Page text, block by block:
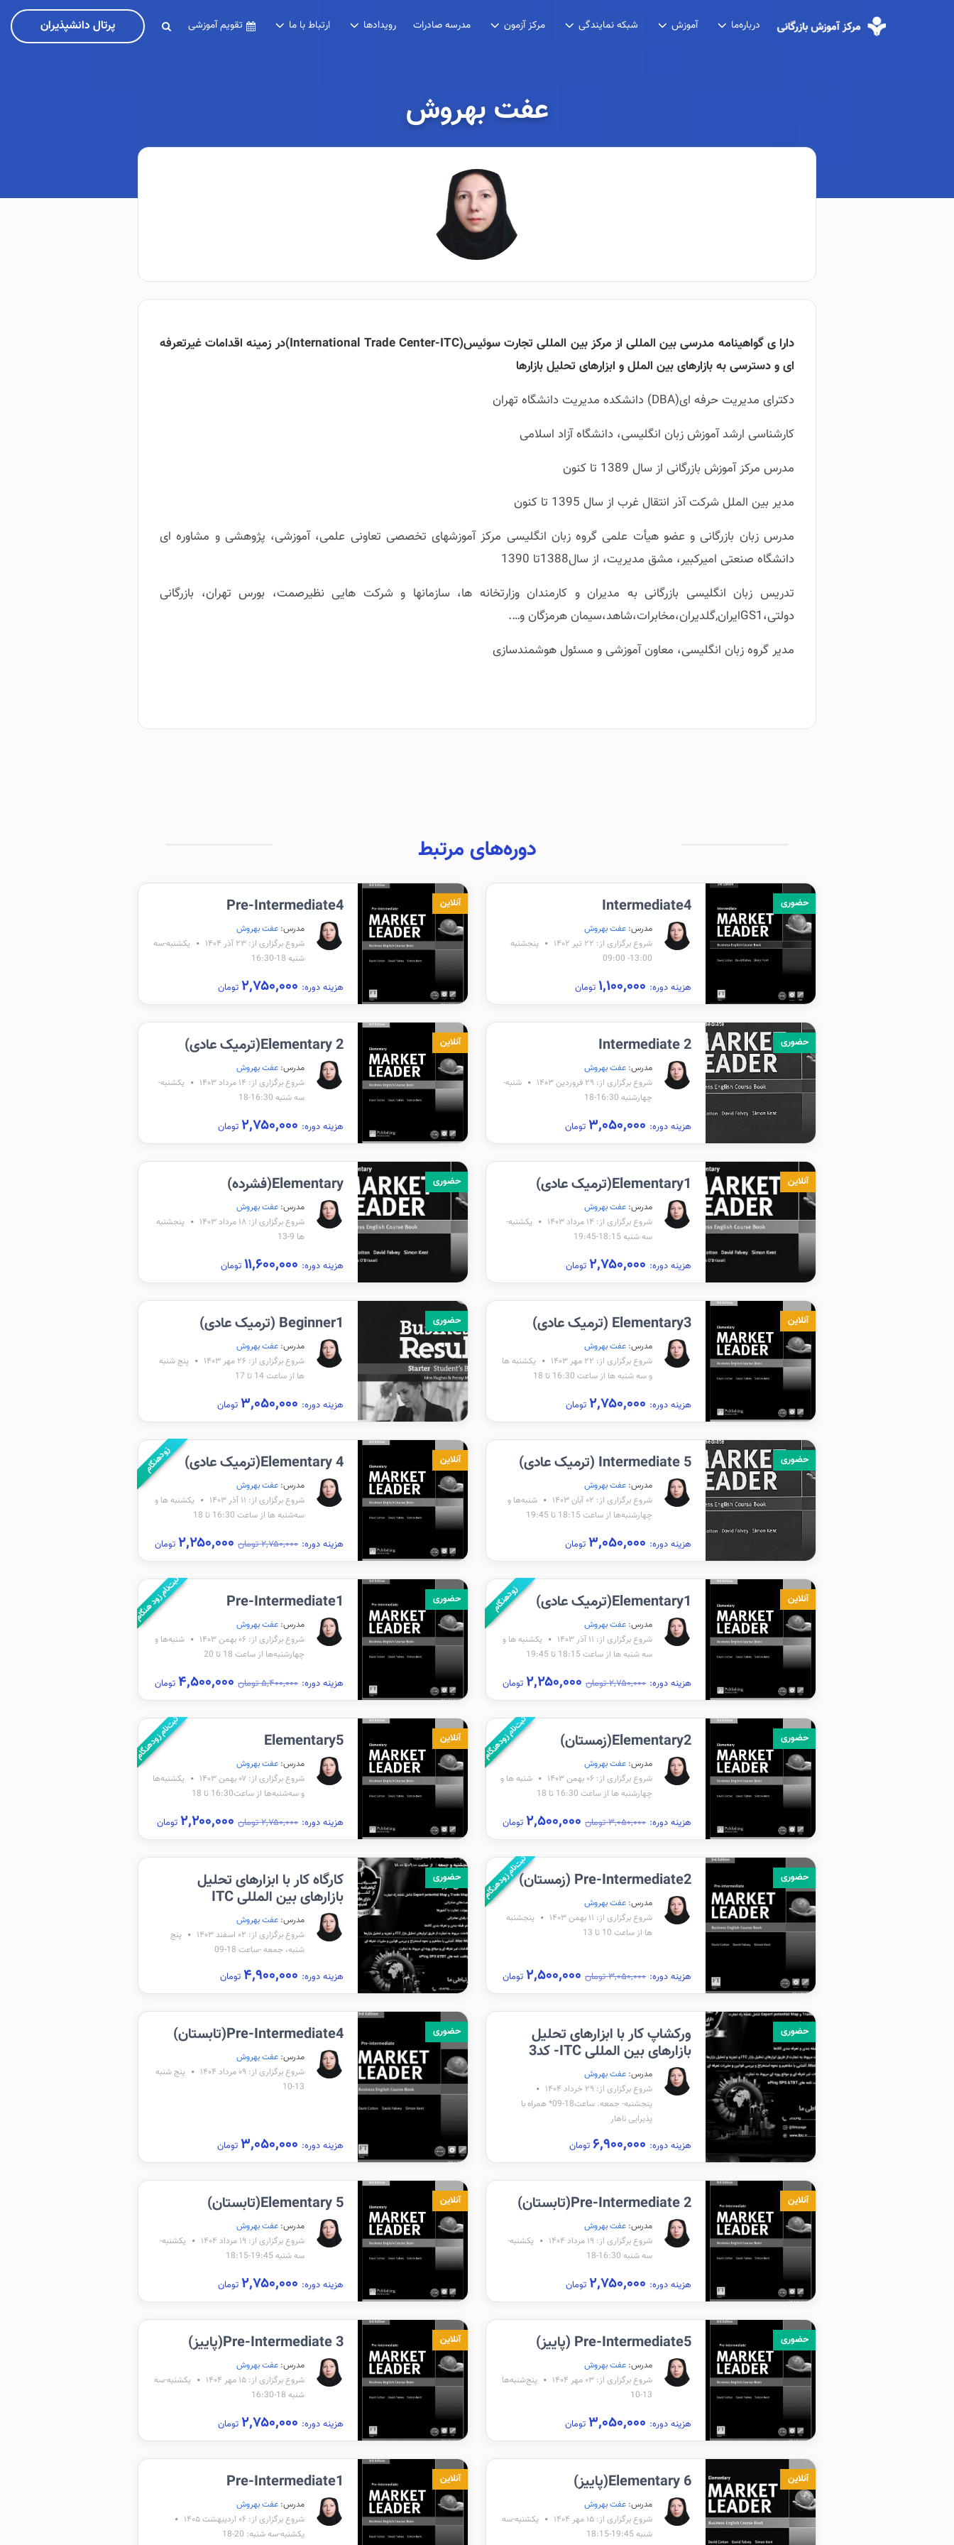
درباره‌ما آموزش شبکه نمایندگی مرکز آزمون مدرسه صادرات رویدادها ارتباط با ما تقویم آموزشی پرتال دانشپذیران
عفت بهروش
دارا ی گواهینامه مدرسی بین المللی از مرکز بین المللی تجارت سوئیس(International Trade Center-ITC)در زمینه اقدامات غیرتعرفه
ای و دسترسی به بازارهای بین الملل و ابزارهای تحلیل بازارها
دکترای مدیریت حرفه ای(DBA) دانشکده مدیریت دانشگاه تهران
کارشناسی ارشد آموزش زبان انگلیسی، دانشگاه آزاد اسلامی
مدرس مرکز آموزش بازرگانی از سال 1389 تا کنون
مدیر بین الملل شرکت آذر انتقال غرب از سال 1395 تا کنون
مدرس زبان بازرگانی و عضو هیأت علمی گروه زبان انگلیسی مرکز آموزشهای تخصصی تعاونی علمی، آموزشی، پژوهشی و مشاوره ای
دانشگاه صنعتی امیرکبیر، مشق مدیریت، از سال1388تا 1390
تدریس زبان انگلیسی بازرگانی به مدیران و کارمندان وزارتخانه ها، سازمانها و شرکت هایی نظیرصمت، بورس تهران، بازرگانی
دولتی،GS1ایران,گلدیران،مخابرات،شاهد،سیمان هرمزگان و….
مدیر گروه زبان انگلیسی، معاون آموزشی و مسئول هوشمندسازی
دوره‌های مرتبط
حضوری Intermediate4
مدرس: عفت بهروش
شروع برگزاری از: ۲۲ تیر ۱۴۰۲
پنجشنبه
13:00- 09:00
هزینه دوره: تومان
آنلاین Pre-Intermediate4
مدرس: عفت بهروش
شروع برگزاری از: ۲۳ آذر ۱۴۰۴
یکشنبه-سه
شنبه 18-16:30
هزینه دوره: تومان
حضوری Intermediate 2
مدرس: عفت بهروش
شروع برگزاری از: ۲۹ فروردین ۱۴۰۳
شنبه-
چهارشنبه 16:30-18
هزینه دوره: تومان
آنلاین Elementary 2(ترمیک عادی)
مدرس: عفت بهروش
شروع برگزاری از: ۱۴ مرداد ۱۴۰۳
یکشنبه-
سه شنبه 16:30-18
هزینه دوره: تومان
آنلاین Elementary1(ترمیک عادی)
مدرس: عفت بهروش
شروع برگزاری از: ۱۴ مرداد ۱۴۰۳
یکشنبه-
سه شنبه 18:15-19:45
هزینه دوره: تومان
حضوری Elementary(فشرده)
مدرس: عفت بهروش
شروع برگزاری از: ۱۸ مرداد ۱۴۰۳
پنجشنبه
ها 9-13
هزینه دوره: تومان
آنلاین Elementary3 (ترمیک عادی)
مدرس: عفت بهروش
شروع برگزاری از: ۲۲ مهر ۱۴۰۳
یکشنبه ها
و سه شنبه ها از ساعت 16:30 تا 18
هزینه دوره: تومان
حضوری Beginner1 (ترمیک عادی)
مدرس: عفت بهروش
شروع برگزاری از: ۲۶ مهر ۱۴۰۳
پنج شنبه
ها از ساعت 14 تا 17
هزینه دوره: تومان
حضوری Intermediate 5 (ترمیک عادی)
مدرس: عفت بهروش
شروع برگزاری از: ۰۲ آبان ۱۴۰۳
شنبه‌ها و
چهار‌شنبه‌ها از ساعت 18:15 تا 19:45
هزینه دوره: تومان
آنلاین زودهنگام Elementary 4(ترمیک عادی)
مدرس: عفت بهروش
شروع برگزاری از: ۱۱ آذر ۱۴۰۳
یکشنبه ها و
سه‌شنبه ها از ساعت 16:30 تا 18
هزینه دوره: ۲,۷۵۰,۰۰۰ تومان ۲,۲۵۰,۰۰۰ تومان
آنلاین زودهنگام Elementary1(ترمیک عادی)
مدرس: عفت بهروش
شروع برگزاری از: ۱۱ آذر ۱۴۰۳
یکشنبه ها و
سه شنبه ها از ساعت 18:15 تا 19:45
هزینه دوره: ۲,۷۵۰,۰۰۰ تومان ۲,۲۵۰,۰۰۰ تومان
حضوری ثبت‌نام زود هنگام Pre-Intermediate1
مدرس: عفت بهروش
شروع برگزاری از: ۰۶ بهمن ۱۴۰۳
شنبه‌ها و
چهارشنبه‌ها از ساعت 18 تا 20
هزینه دوره: ۵,۴۰۰,۰۰۰ تومان ۴,۵۰۰,۰۰۰ تومان
حضوری ثبت‌نام زودهنگام Elementary2(زمستان)
مدرس: عفت بهروش
شروع برگزاری از: ۰۶ بهمن ۱۴۰۳
شنبه ها و
چهارشنبه ها از ساعت 16:30 تا 18
هزینه دوره: ۳,۰۵۰,۰۰۰ تومان ۲,۵۰۰,۰۰۰ تومان
آنلاین ثبت‌نام زودهنگام Elementary5
مدرس: عفت بهروش
شروع برگزاری از: ۰۷ بهمن ۱۴۰۳
یکشنبه‌ها
و سه‌شنبه‌ها از ساعت16:30 تا 18
هزینه دوره: ۲,۷۵۰,۰۰۰ تومان ۲,۲۰۰,۰۰۰ تومان
حضوری ثبت‌نام زودهنگام Pre-Intermediate2 (زمستان)
مدرس: عفت بهروش
شروع برگزاری از: ۱۱ بهمن ۱۴۰۳
پنجشنبه
ها از ساعت 10 تا 13
هزینه دوره: ۳,۰۵۰,۰۰۰ تومان ۲,۵۰۰,۰۰۰ تومان
حضوری کارگاه کار با ابزارهای تحلیل
بازارهای بین المللی ITC
مدرس: عفت بهروش
شروع برگزاری از: ۰۲ اسفند ۱۴۰۳
پنج
شنبه، جمعه -ساعت 18-09
هزینه دوره: تومان
حضوری ورکشاپ کار با ابزارهای تحلیل
بازارهای بین المللی ITC- کد3
مدرس: عفت بهروش
شروع برگزاری از: ۲۹ خرداد ۱۴۰۴
پنجشنبه- جمعه. ساعت18-09* همراه با
پذیرایی ناهار
هزینه دوره: تومان
حضوری Pre-Intermediate4(تابستان)
مدرس: عفت بهروش
شروع برگزاری از: ۰۹ مرداد ۱۴۰۴
پنج شنبه
13-10
هزینه دوره: تومان
آنلاین Pre-Intermediate 2(تابستان)
مدرس: عفت بهروش
شروع برگزاری از: ۱۹ مرداد ۱۴۰۴
یکشنبه-
سه شنبه 16:30-18
هزینه دوره: تومان
آنلاین Elementary 5(تابستان)
مدرس: عفت بهروش
شروع برگزاری از: ۱۹ مرداد ۱۴۰۴
یکشنبه‌-
سه شنبه 19:45-18:15
هزینه دوره: تومان
حضوری Pre-Intermediate5 (پاییز)
مدرس: عفت بهروش
شروع برگزاری از: ۰۳ مهر ۱۴۰۴
پنج‌شنبه‌ها
13-10
هزینه دوره: تومان
آنلاین Pre-Intermediate 3(پاییز)
مدرس: عفت بهروش
شروع برگزاری از: ۱۵ مهر ۱۴۰۴
یکشنبه-سه
شنبه 18-16:30
هزینه دوره: تومان
آنلاین Elementary 6(پاییز)
مدرس: عفت بهروش
شروع برگزاری از: ۱۵ مهر ۱۴۰۴
یکشنبه-سه
شنبه 19:45-18:15
آنلاین Pre-Intermediate1
مدرس: عفت بهروش
شروع برگزاری از: ۰۶ اردیبهشت ۱۴۰۵
یکشنبه-سه شنبه: 20-18